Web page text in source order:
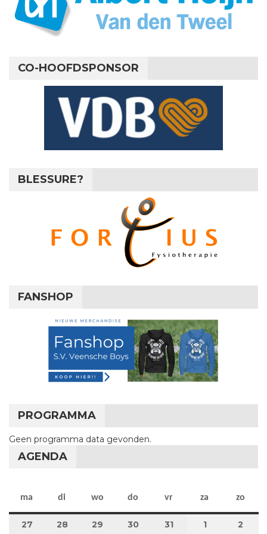
CO-HOOFDSPONSOR
BLESSURE?
FANSHOP
PROGRAMMA
Geen programma data gevonden.
AGENDA
ma maandag
di dinsdag
wo woensdag
do donderdag
vr vrijdag
za zaterdag
zo
27 27 juli 2026
28 28 juli 2026
29 29 juli 2026
30 30 juli 2026
31 31 juli 2026
11 augustus
2